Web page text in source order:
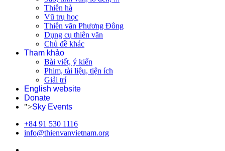
Thiên hà
Vũ trụ học
Thiên văn Phương Đông
Dụng cụ thiên văn
Chủ đề khác
Tham khảo
Bài viết, ý kiến
Phim, tài liệu, tiện ích
Giải trí
English website
Donate
">Sky Events
+84 91 530 1116
info@thienvanvietnam.org